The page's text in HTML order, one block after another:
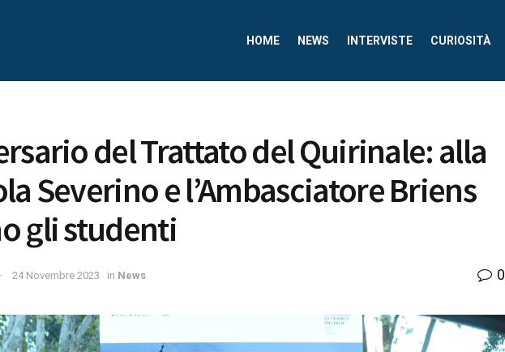
HOME NEWS INTERVISTE CURIOSITÀ
del Trattato del Quirinale: alla
Severino e l’Ambasciatore Briens
gli studenti
24 Novembre 2023 in News 0